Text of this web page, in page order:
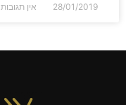
28/01/2019 אין תגובות